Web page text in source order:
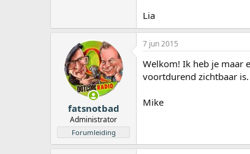
Lia
fatsnotbad
Administrator
Forumleiding
7 jun 2015
Welkom! Ik heb je maar
voortdurend zichtbaar
Mike